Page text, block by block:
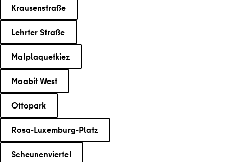
Krausenstraße
Lehrter Straße
Malplaquetkiez
Moabit West
Ottopark
Rosa-Luxemburg-Platz
Scheunenviertel